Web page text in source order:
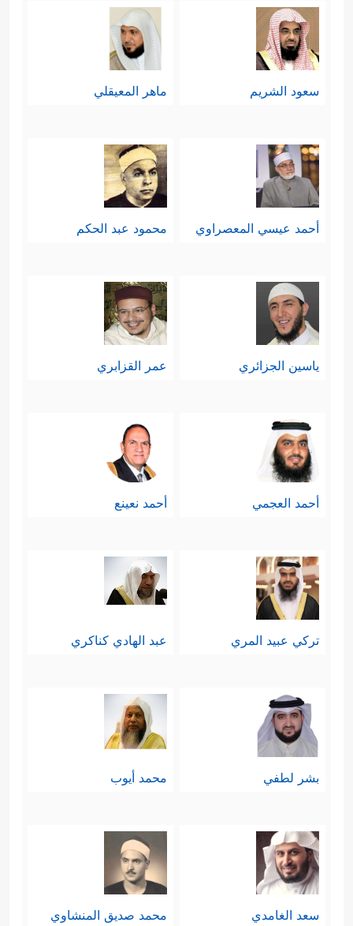
وفق هذه المعايير الواضِحة والمُنضبِطة:
1- المُداوَمة على الصلاة
﴿إِلَّا ٱلۡمُصَلِّینَ
﴿٢٢﴾
ٱلَّذِینَ هُمۡ عَلَىٰ صَلَاتِهِمۡ دَاۤىِٕمُونَ﴾
شكّ أنّ هذا الإنسان الذي ألزَمَ نفسه
بالمداومة على الصلاة هو إنسانٌ مُلتزمٌ
ومنضبطٌ، قد تخلَّصَ من الفوضويَّة
2- أداء الزكاة والتي تعني فيما تعنِيه:
الاستعلاء على شهوة المال، والانطلاق
في طريق الخير لخدمة المجتمع،
والتخفيف من معاناة المعوزين
﴿وَٱلَّذِینَ فِیۤ أَمۡوَ ٰ⁠لِهِمۡ حَقࣱّ مَّعۡلُومࣱ
﴿٢٤﴾
لِّلسَّاۤىِٕلِ وَٱلۡمَحۡرُومِ﴾
3- الإيمان بعقيدة الحساب والجزاء؛ فلا
ولا في هذه الحياة، فلا بُدّ أن ينتصف
المظلوم مِمَّن ظلمه، ولا بُدّ أن يلقَى
فاعل الخير ثوابه، كما يلقَى فاعل الشرّ
عبارة عن غابةٍ كبيرةٍ لا حظّ فيها لفقيرٍ
أو ضعيفٍ، ثم تتصارَع الوحوش الكبيرة
فيما بينها، وتنتهي الحياة بهذه الصورة
﴿وَٱلَّذِینَ یُصَدِّقُونَ بِیَوۡمِ ٱلدِّینِ﴿٢٦﴾
وَٱلَّذِینَ هُم مِّنۡ
عَذَابِ رَبِّهِم مُّشۡفِقُونَ
إِنَّ عَذَابَ رَبِّهِمۡ غَیۡرُ
مَأۡمُونࣲ﴾ .
سعود الشريم ماهر المعيقلي
أحمد عيسي المعصراوي محمود عبد الحكم
ياسين الجزائري عمر القزابري
أحمد العجمي أحمد نعينع
تركي عبيد المري عبد الهادي كناكري
بشر لطفي محمد أيوب
سعد الغامدي محمد صديق المنشاوي